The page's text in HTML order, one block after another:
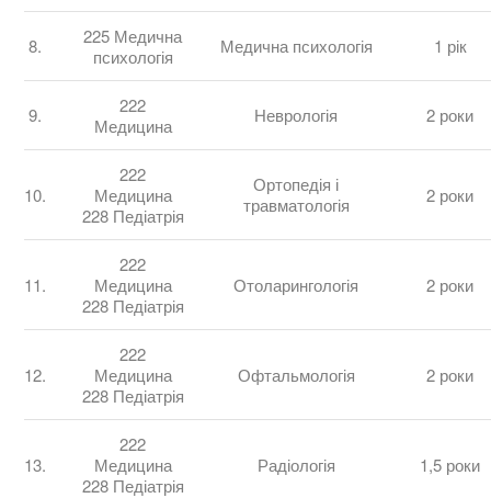
8.
225 Медична
психологія
Медична психологія 1 рік
9.
222
Медицина
Неврологія 2 роки
10.
222
Медицина
228 Педіатрія
Ортопедія і
травматологія
2 роки
11.
222
Медицина
228 Педіатрія
Отоларингологія 2 роки
12.
222
Медицина
228 Педіатрія
Офтальмологія 2 роки
13.
222
Медицина
228 Педіатрія
Радіологія 1,5 роки